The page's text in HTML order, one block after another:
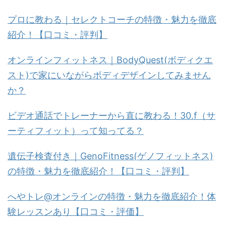
プロに教わる｜セレクトコーチの特徴・魅力を徹底
紹介！【口コミ・評判】
オンラインフィットネス｜BodyQuest(ボディクエ
スト)で家にいながらボディデザインしてみません
か？
ビデオ通話でトレーナーから直に教わる！30.f（サ
ーティフィット）って知ってる？
遺伝子検査付き｜GenoFitness(ゲノフィットネス)
の特徴・魅力を徹底紹介！【口コミ・評判】
へやトレ@オンラインの特徴・魅力を徹底紹介！体
験レッスンあり【口コミ・評価】